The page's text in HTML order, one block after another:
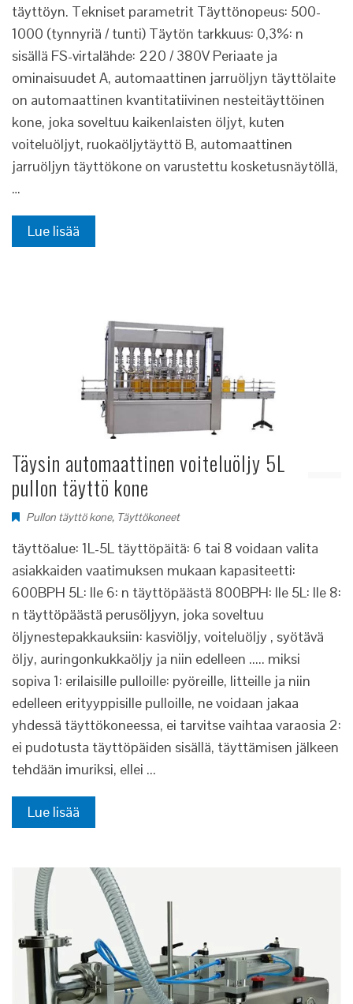
täyttöyn. Tekniset parametrit Täyttönopeus: 500-
1000 (tynnyriä / tunti) Täytön tarkkuus: 0,3%: n
sisällä FS-virtalähde: 220 / 380V Periaate ja
ominaisuudet A, automaattinen jarruöljyn täyttölaite
on automaattinen kvantitatiivinen nesteitäyttöinen
kone, joka soveltuu kaikenlaisten öljyt, kuten
voiteluöljyt, ruokaöljytäyttö B, automaattinen
jarruöljyn täyttökone on varustettu kosketusnäytöllä,
…
Lue lisää
Täysin automaattinen voiteluöljy 5L
pullon täyttö kone
Pullon täyttö kone, Täyttökoneet
täyttöalue: 1L-5L täyttöpäitä: 6 tai 8 voidaan valita
asiakkaiden vaatimuksen mukaan kapasiteetti:
600BPH 5L: lle 6: n täyttöpäästä 800BPH: lle 5L: lle 8:
n täyttöpäästä perusöljyyn, joka soveltuu
öljynestepakkauksiin: kasviöljy, voiteluöljy , syötävä
öljy, auringonkukkaöljy ja niin edelleen ..... miksi
sopiva 1: erilaisille pulloille: pyöreille, litteille ja niin
edelleen erityyppisille pulloille, ne voidaan jakaa
yhdessä täyttökoneessa, ei tarvitse vaihtaa varaosia 2:
ei pudotusta täyttöpäiden sisällä, täyttämisen jälkeen
tehdään imuriksi, ellei ...
Lue lisää